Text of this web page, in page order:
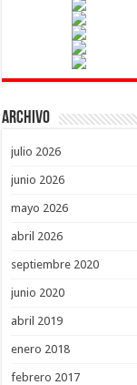
Archivo
julio 2026
junio 2026
mayo 2026
abril 2026
septiembre 2020
junio 2020
abril 2019
enero 2018
febrero 2017